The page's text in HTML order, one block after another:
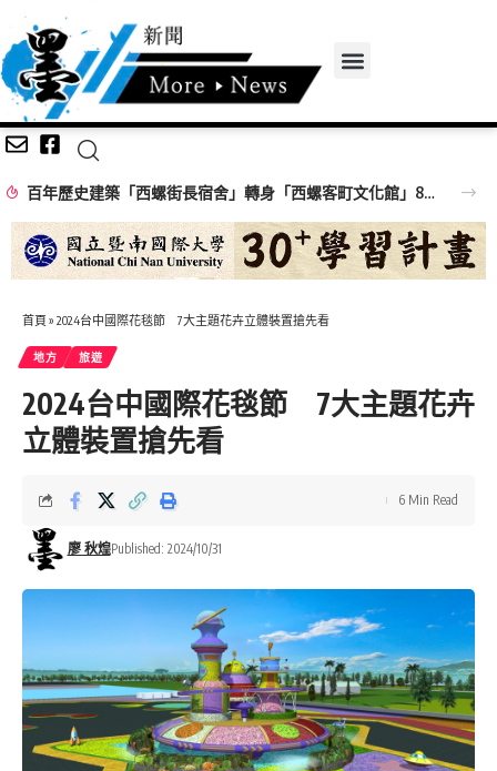
百年歷史建築「西螺街長宿舍」轉身「西螺客町文化館」8/8啟用 首展解密日治至今政治變遷史
首頁 » 2024台中國際花毯節 7大主題花卉立體裝置搶先看
地方 旅遊
2024台中國際花毯節 7大主題花卉
立體裝置搶先看
廖 秋煌Published: 2024/10/31
6 Min Read